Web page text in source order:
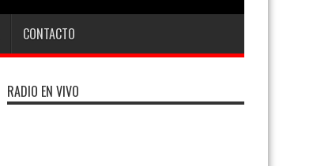
CONTACTO
RADIO EN VIVO